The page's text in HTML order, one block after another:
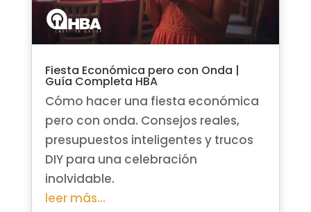
Fiesta Económica pero con Onda |
Guía Completa HBA
Cómo hacer una fiesta económica
pero con onda. Consejos reales,
presupuestos inteligentes y trucos
DIY para una celebración
inolvidable.
leer más...